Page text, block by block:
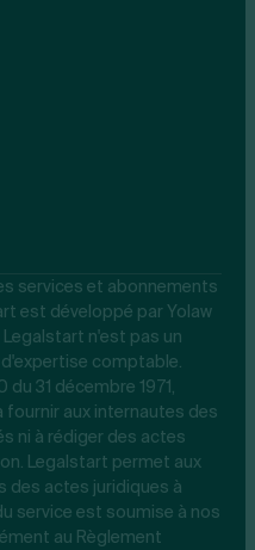
services et abonnements
est développé par Yolaw
Legalstart n'est pas un
comptable.
du 31 décembre 1971,
fournir aux internautes des
ni à rédiger des actes
Legalstart permet aux
des actes juridiques à
service est soumise à nos
au Règlement